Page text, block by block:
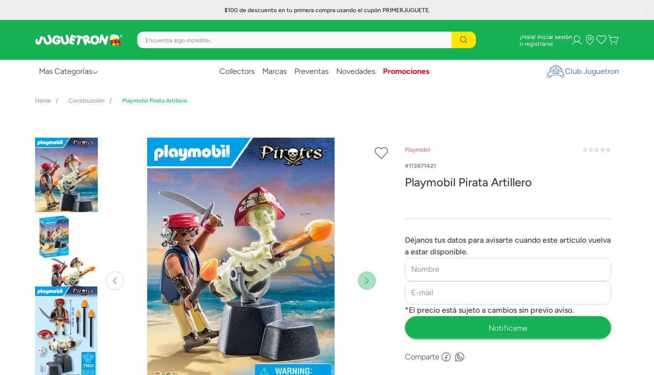
$100 de descuento en tu primera compra usando el cupón PRIMERJUGUETE.
Encuentra algo increíble... ¡Hola! Iniciar sesión
Mas Categorías
Creatividad y Arte
Figuras de Acción
Gadgets y Electrónicos
Juegos de Mesa
Lanzadores
Muñecas
Construcción
Peluches
Vehículos y Pistas
Collectors Marcas Preventas Novedades Promociones Club Juguetron
Construcción Playmobil Pirata Artillero
Playmobil
113871421
Playmobil Pirata Artillero
Déjanos tus datos para avisarte cuando este artículo vuelva
a estar disponible.
Comparte